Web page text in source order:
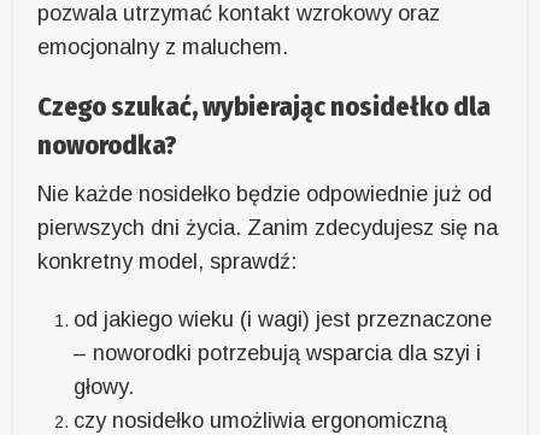
pozwala utrzymać kontakt wzrokowy oraz
emocjonalny z maluchem.
Czego szukać, wybierając nosidełko dla
noworodka?
Nie każde nosidełko będzie odpowiednie już od
pierwszych dni życia. Zanim zdecydujesz się na
konkretny model, sprawdź:
od jakiego wieku (i wagi) jest przeznaczone
– noworodki potrzebują wsparcia dla szyi i
głowy.
czy nosidełko umożliwia ergonomiczną